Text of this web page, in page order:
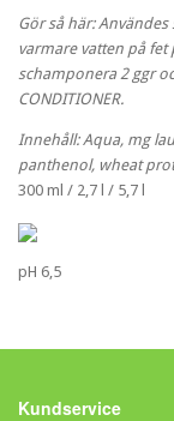
Gör så här:
varmare vatten på fet
schamponera 2 ggr
CONDITIONER.
Innehåll: Aqua, mg
panthenol, wheat
300 ml / 2,7 l / 5,7 l
pH 6,5
Kundservice